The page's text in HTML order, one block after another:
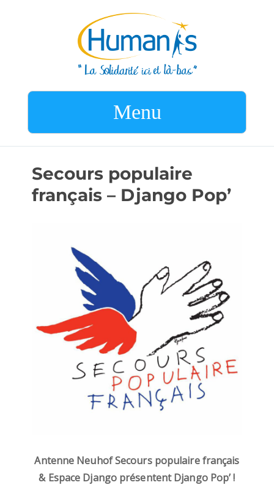
Menu
Secours populaire
français – Django Pop’
Antenne Neuhof Secours populaire français
& Espace Django présentent Django Pop’ !